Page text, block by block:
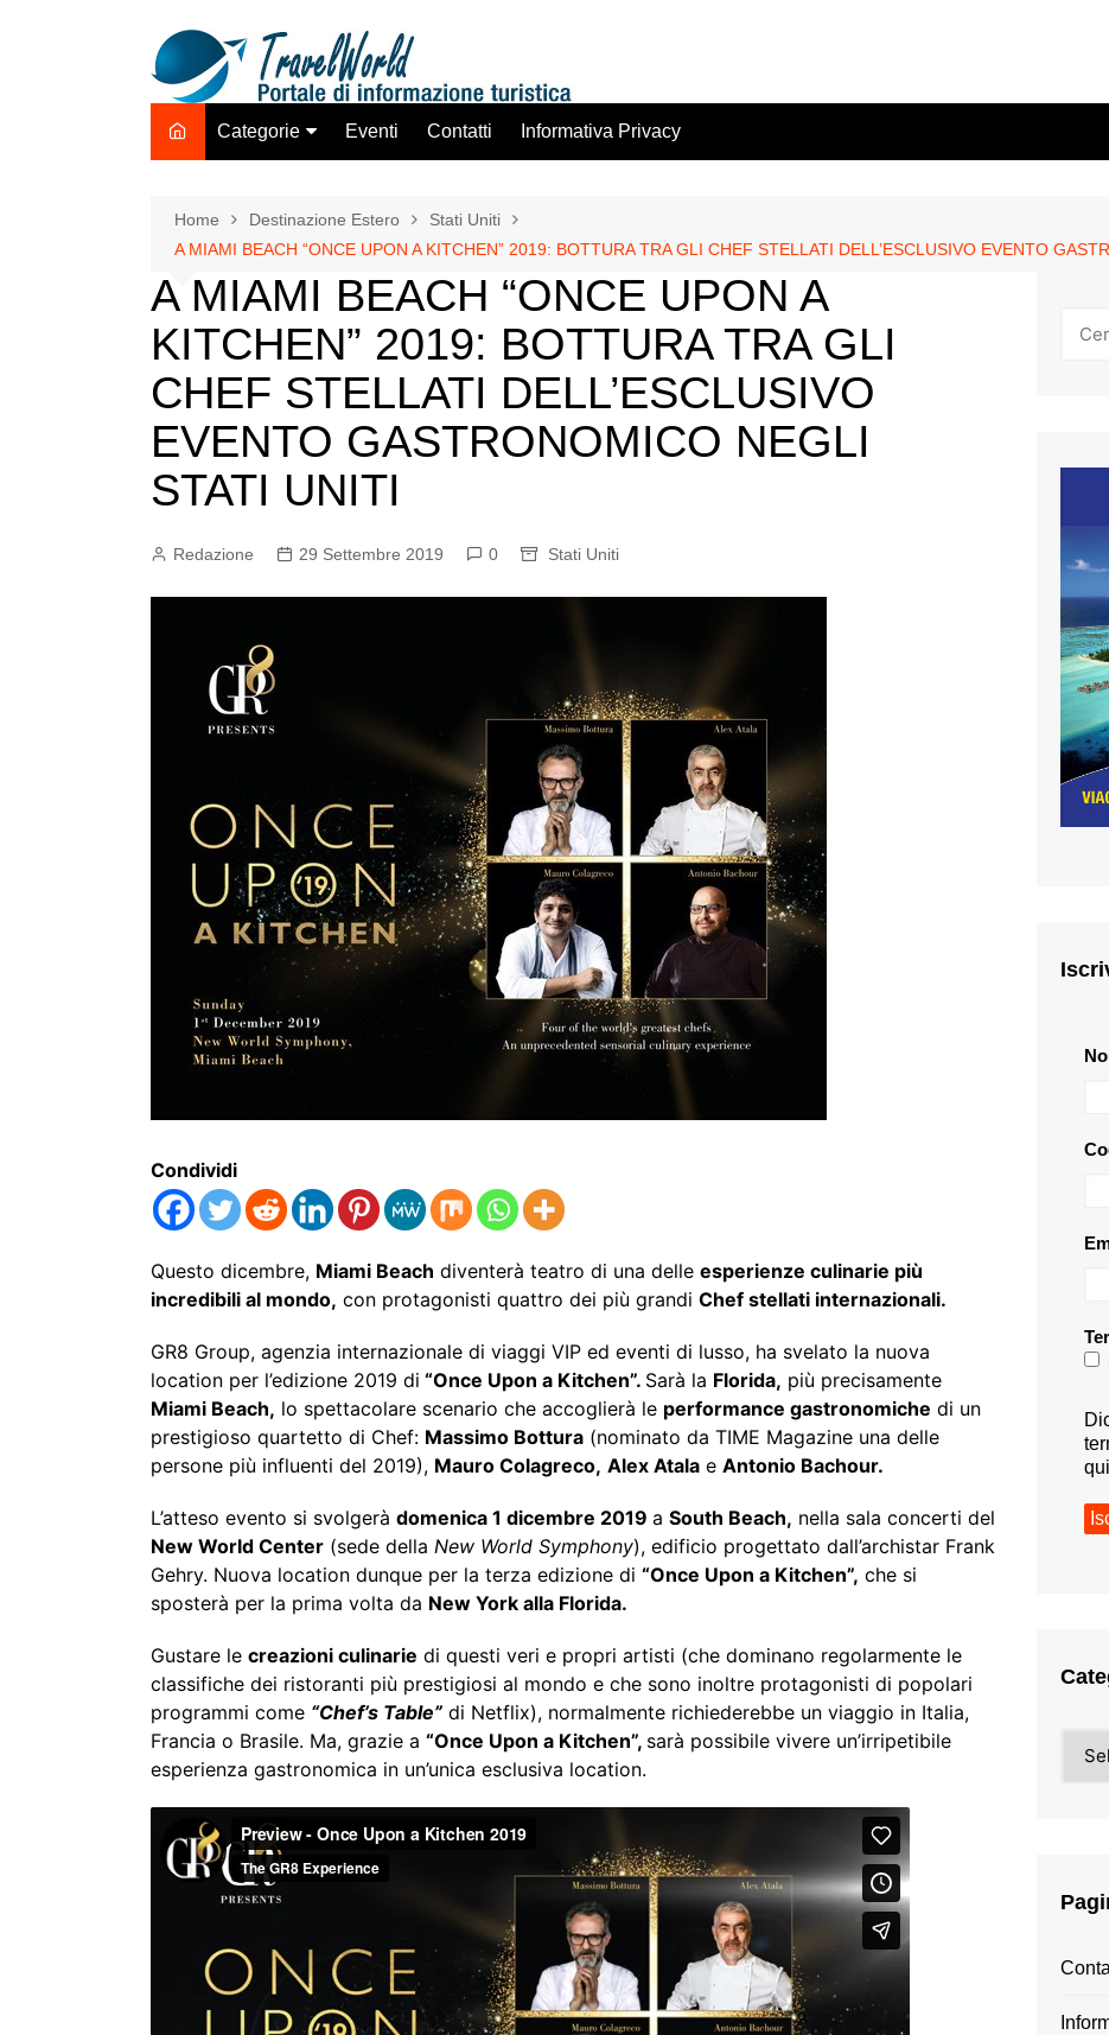
Categorie
Destinazione Italia
TO ADV OLTA
Trasporti
Hotel Strutture Ricettive
Istituzioni Associazioni
Network
Assicurazioni Servizi
Tecnologie Mercato
Eventi Contatti Informativa Privacy
Home Destinazione Estero
Stati Uniti
A MIAMI BEACH “ONCE UPON A KITCHEN” 2019: BOTTURA TRA GLI CHEF STELLATI DELL’ESCLUSIVO EVENTO
A MIAMI BEACH “ONCE UPON A
KITCHEN” 2019: BOTTURA TRA GLI
CHEF STELLATI DELL’ESCLUSIVO
EVENTO GASTRONOMICO NEGLI
STATI UNITI
Redazione 29 Settembre 2019 0 Stati Uniti
Condividi
Questo dicembre, Miami Beach diventerà teatro di una delle esperienze culinarie più
incredibili al mondo, con protagonisti quattro dei più grandi Chef stellati internazionali.
GR8 Group, agenzia internazionale di viaggi VIP ed eventi di lusso, ha svelato la nuova
location per l’edizione 2019 di “Once Upon a Kitchen”. Sarà la Florida, più precisamente
Miami Beach, lo spettacolare scenario che accoglierà le performance gastronomiche di un
prestigioso quartetto di Chef: Massimo Bottura (nominato da TIME Magazine una delle
persone più influenti del 2019), Mauro Colagreco, Alex Atala e Antonio Bachour.
L’atteso evento si svolgerà domenica 1 dicembre 2019 a South Beach, nella sala concerti del
New World Center (sede della New World Symphony), edificio progettato dall’archistar Frank
Gehry. Nuova location dunque per la terza edizione di “Once Upon a Kitchen”, che si
sposterà per la prima volta da New York alla Florida.
Gustare le creazioni culinarie di questi veri e propri artisti (che dominano regolarmente le
classifiche dei ristoranti più prestigiosi al mondo e che sono inoltre protagonisti di popolari
programmi come “Chef’s Table” di Netflix), normalmente richiederebbe un viaggio in Italia,
Francia o Brasile. Ma, grazie a “Once Upon a Kitchen”, sarà possibile vivere un’irripetibile
esperienza gastronomica in un’unica esclusiva location.
qui